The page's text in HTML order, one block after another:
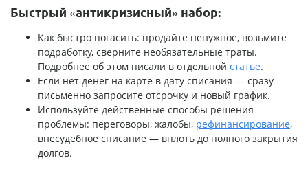
Быстрый «антикризисный» набор:
Как быстро погасить: продайте ненужное, возьмите
подработку, сверните необязательные траты.
Подробнее об этом писали в отдельной статье.
Если нет денег на карте в дату списания — сразу
письменно запросите отсрочку и новый график.
Используйте действенные способы решения
проблемы: переговоры, жалобы, рефинансирование,
внесудебное списание — вплоть до полного закрытия
долгов.